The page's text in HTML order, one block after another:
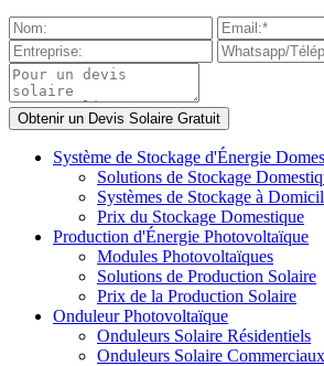
Système de Stockage d'Énergie
Solutions de Stockage
Systèmes de Stockage à
Prix du Stockage Domestique
Production d'Énergie Photovoltaïque
Modules Photovoltaïques
Solutions de Production Solaire
Prix de la Production Solaire
Onduleur Photovoltaïque
Onduleurs Solaire Résidentiels
Onduleurs Solaire Commerciaux